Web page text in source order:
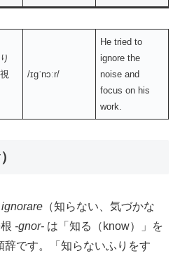
/ɪɡˈnɔːr/
He tried to
ignore the
noise and
focus on his
work.
ignorare （知らない、気づかな
-gnor- は「知る（know）」を
辞です。「知らないふりをす